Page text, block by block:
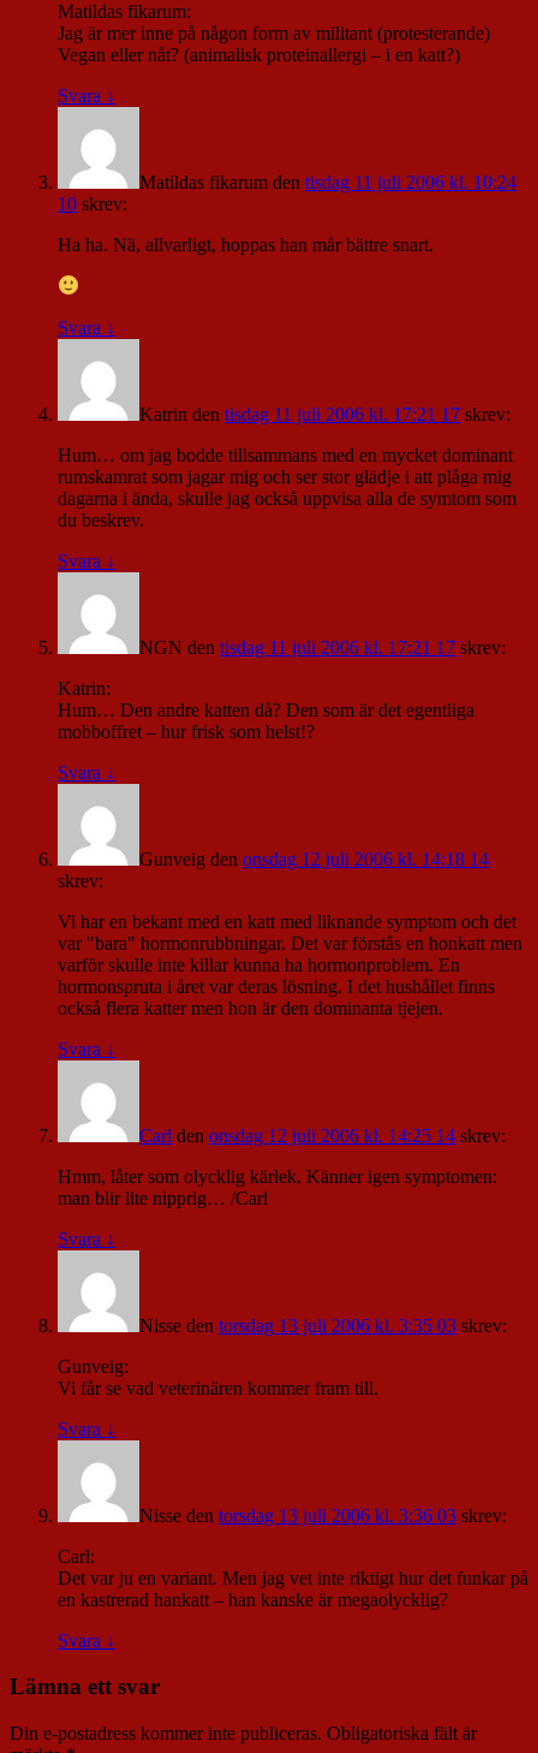
Matildas fikarum:
Jag är mer inne på någon form av militant (protesterande)
Vegan eller nåt? (animalisk proteinallergi – i en katt?)
Svara ↓
Matildas fikarum den tisdag 11 juli 2006 kl. 10:24
10 skrev:
Ha ha. Nä, allvarligt, hoppas han mår bättre snart.
Svara ↓
Katrin den tisdag 11 juli 2006 kl. 17:21 17 skrev:
Hum… om jag bodde tillsammans med en mycket dominant
rumskamrat som jagar mig och ser stor glädje i att plåga mig
dagarna i ända, skulle jag också uppvisa alla de symtom som
du beskrev.
Svara ↓
NGN den tisdag 11 juli 2006 kl. 17:21 17 skrev:
Katrin:
Hum… Den andre katten då? Den som är det egentliga
mobboffret – hur frisk som helst!?
Svara ↓
Gunveig den onsdag 12 juli 2006 kl. 14:18 14
skrev:
Vi har en bekant med en katt med liknande symptom och det
var "bara" hormonrubbningar. Det var förstås en honkatt men
varför skulle inte killar kunna ha hormonproblem. En
hormonspruta i året var deras lösning. I det hushållet finns
också flera katter men hon är den dominanta tjejen.
Svara ↓
Carl den onsdag 12 juli 2006 kl. 14:25 14 skrev:
Hmm, låter som olycklig kärlek. Känner igen symptomen:
man blir lite nipprig… /Carl
Svara ↓
Nisse den torsdag 13 juli 2006 kl. 3:35 03 skrev:
Gunveig:
Vi får se vad veterinären kommer fram till.
Svara ↓
Nisse den torsdag 13 juli 2006 kl. 3:36 03 skrev:
Carl:
Det var ju en variant. Men jag vet inte riktigt hur det funkar på
en kastrerad hankatt – han kanske är megaolycklig?
Svara ↓
Lämna ett svar
Din e-postadress kommer inte publiceras. Obligatoriska fält är